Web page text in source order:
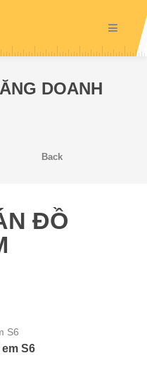
DOANH
Back
ĐỒ
S6